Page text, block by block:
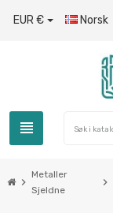
EUR € Norsk
view_headline
chevron_right
Metaller
Sjeldne
chevron_right